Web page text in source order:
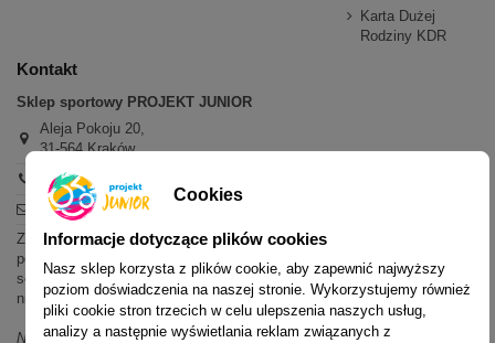
Karta Dużej
Rodziny KDR
Kontakt
Sklep sportowy PROJEKT JUNIOR
Aleja Pokoju 20,
31-564 Kraków
+48 600 779 897
sklep@projektjunior.pl
Zapraszamy do sklepu stacjonarnego:
poniedziałek - piątek: 11.00-19.00
sobota: 10.00-14.00
niedziela (każda): nieczynne
Nie odpowiadamy na wiadomości SMS. W sprawach dotyczących
Cookies
Informacje dotyczące plików cookies
Nasz sklep korzysta z plików cookie, aby zapewnić najwyższy
poziom doświadczenia na naszej stronie. Wykorzystujemy również
pliki cookie stron trzecich w celu ulepszenia naszych usług,
analizy a następnie wyświetlania reklam związanych z